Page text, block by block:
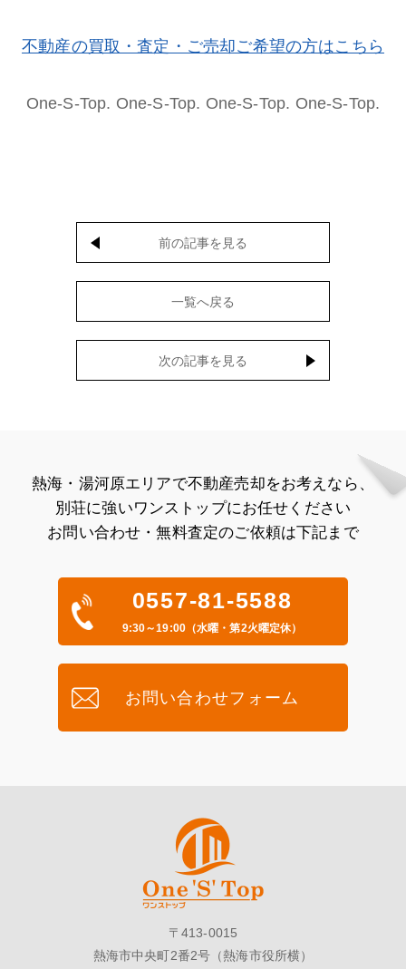
不動産の買取・査定・ご売却ご希望の方はこちら
One-S-Top. One-S-Top. One-S-Top. One-S-Top.
前の記事を見る
一覧へ戻る
次の記事を見る
熱海・湯河原エリアで不動産売却をお考えなら、
別荘に強いワンストップにお任せください
お問い合わせ・無料査定のご依頼は下記まで
0557-81-5588
9:30～19:00（水曜・第2火曜定休）
お問い合わせフォーム
〒413-0015
熱海市中央町2番2号（熱海市役所横）